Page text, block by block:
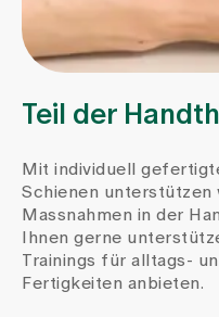
Teil der
Mit individuell
Schienen unterstützen
Massnahmen in der
Ihnen gerne
Trainings für alltags-
Fertigkeiten anbieten.